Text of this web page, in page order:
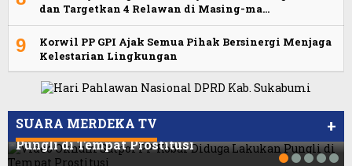
dan Targetkan 4 Relawan di Masing-ma…
9
Korwil PP GPI Ajak Semua Pihak Bersinergi Menjaga
Kelestarian Lingkungan
SUARA MERDEKA TV +
Billabong, Sekretaris GPI: Kedua Tokoh…
Jakarta
Video Oknum Satpol PP Kobar Diduga Lakukan
Pungli di Tempat Prostitusi